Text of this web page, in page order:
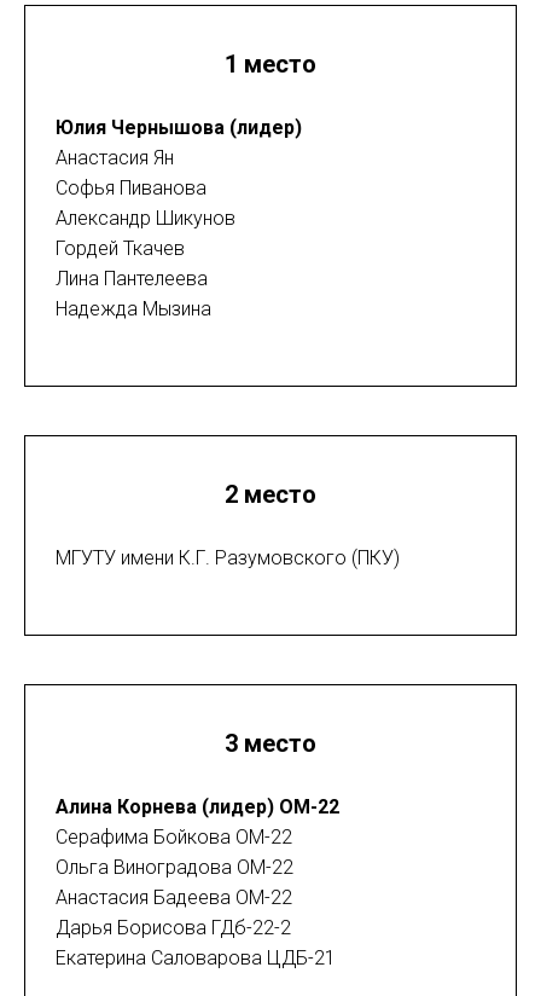
1 место
Юлия Чернышова (лидер)
Анастасия Ян
Софья Пиванова
Александр Шикунов
Гордей Ткачев
Лина Пантелеева
Надежда Мызина
2 место
МГУТУ имени К.Г. Разумовского (ПКУ)
3 место
Алина Корнева (лидер) ОМ-22
Серафима Бойкова ОМ-22
Ольга Виноградова ОМ-22
Анастасия Бадеева ОМ-22
Дарья Борисова ГДб-22-2
Екатерина Саловарова ЦДБ-21